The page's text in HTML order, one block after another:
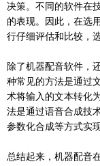
决策。不同的软件在
的表现。因此，在选
行仔细评估和比较，
除了机器配音软件，
种常见的方法是通过
术将输入的文本转化
法是通过语音合成技
参数化合成等方式实现
总结起来，机器配音